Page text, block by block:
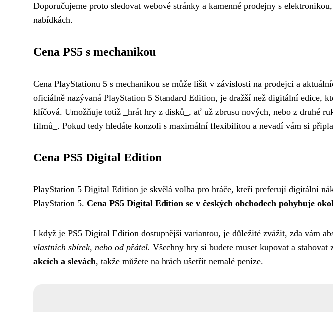
Doporučujeme proto sledovat webové stránky a kamenné prodejny s
nabídkách.
Cena PS5 s mechanikou
Cena PlayStationu 5 s mechanikou se může lišit v závislosti na prodejci a
oficiálně nazývaná PlayStation 5 Standard Edition, je dražší než digitální edice,
klíčová. Umožňuje totiž _hrát hry z disků_, ať už zbrusu nových, nebo z druhé
filmů_. Pokud tedy hledáte konzoli s maximální flexibilitou a nevadí vám si
Cena PS5 Digital Edition
PlayStation 5 Digital Edition je skvělá volba pro hráče, kteří preferují digitální
PlayStation 5. Cena PS5 Digital Edition se v českých obchodech pohybuje
I když je PS5 Digital Edition dostupnější variantou, je důležité zvážit, zda vám
vlastních sbírek, nebo od přátel. Všechny hry si budete muset kupovat a
akcích a slevách, takže můžete na hrách ušetřit nemalé peníze.